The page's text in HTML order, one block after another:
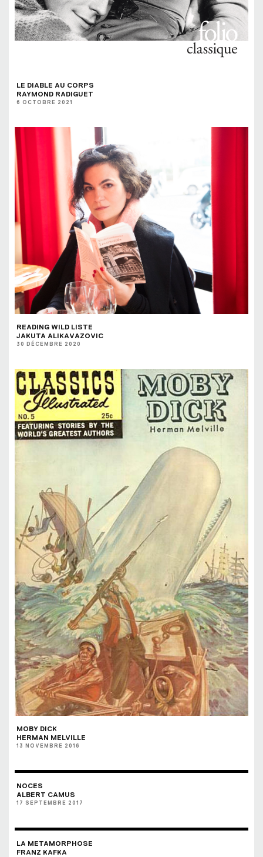
LE DIABLE AU CORPS
RAYMOND RADIGUET
6 OCTOBRE 2021
READING WILD LISTE
JAKUTA ALIKAVAZOVIC
30 DÉCEMBRE 2020
MOBY DICK
HERMAN MELVILLE
13 NOVEMBRE 2016
NOCES
ALBERT CAMUS
17 SEPTEMBRE 2017
LA METAMORPHOSE
FRANZ KAFKA